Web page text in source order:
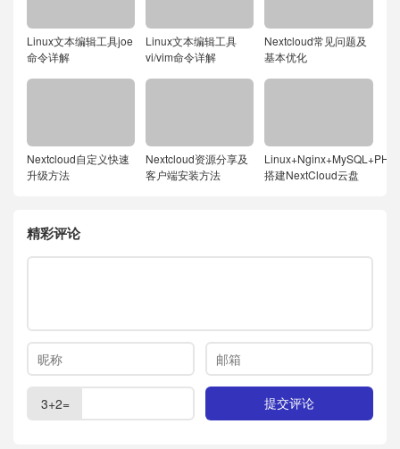
Linux文本编辑工具joe
命令详解
Linux文本编辑工具
vi/vim命令详解
Nextcloud常见问题及
基本优化
Nextcloud自定义快速
升级方法
Nextcloud资源分享及
客户端安装方法
Linux+Nginx+MySQL+PHP
搭建NextCloud云盘
精彩评论
3+2=